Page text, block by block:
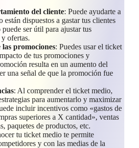
del cliente: Puede ayudarte a
están dispuestos a gastar tus clientes
ser útil para ajustar tus
ofertas.
promociones: Puedes usar el ticket
de tus promociones y
resulta en un aumento del
una señal de que la promoción fue
: Al comprender el ticket medio,
para aumentarlo y maximizar
incluir incentivos como «gastos de
superiores a X cantidad», ventas
paquetes de productos, etc.
tu ticket medio te permite
y con las medias de la